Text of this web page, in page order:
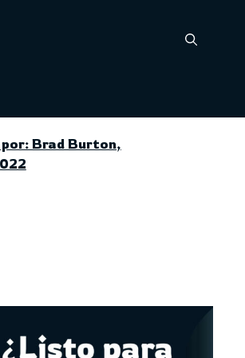
Brad Burton,